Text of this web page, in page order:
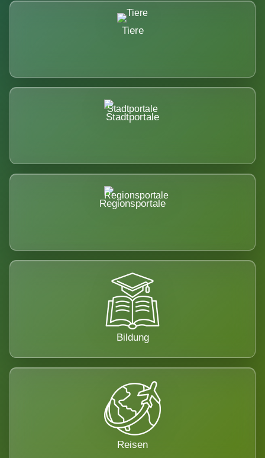
Tiere
Stadtportale
Regionsportale
Bildung
Reisen